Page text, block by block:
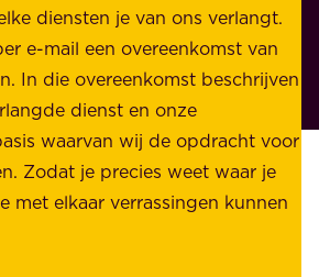
diensten je van ons verlangt.
e-mail een overeenkomst van
In die overeenkomst beschrijven
dienst en onze
waarvan wij de opdracht voor
Zodat je precies weet waar je
met elkaar verrassingen kunnen